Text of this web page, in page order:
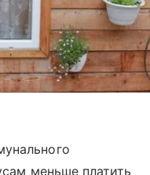
меньше платить